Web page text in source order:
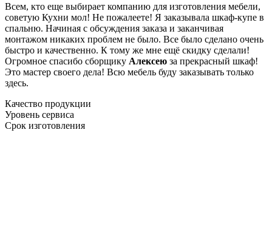
Всем, кто еще выбирает компанию для изготовления мебели,
советую Кухни мол! Не пожалеете! Я заказывала шкаф-купе в
спальню. Начиная с обсуждения заказа и заканчивая
монтажом никаких проблем не было. Все было сделано очень
быстро и качественно. К тому же мне ещё скидку сделали!
Огромное спасибо сборщику Алексею за прекрасный шкаф!
Это мастер своего дела! Всю мебель буду заказывать только
здесь.
Качество продукции
Уровень сервиса
Срок изготовления